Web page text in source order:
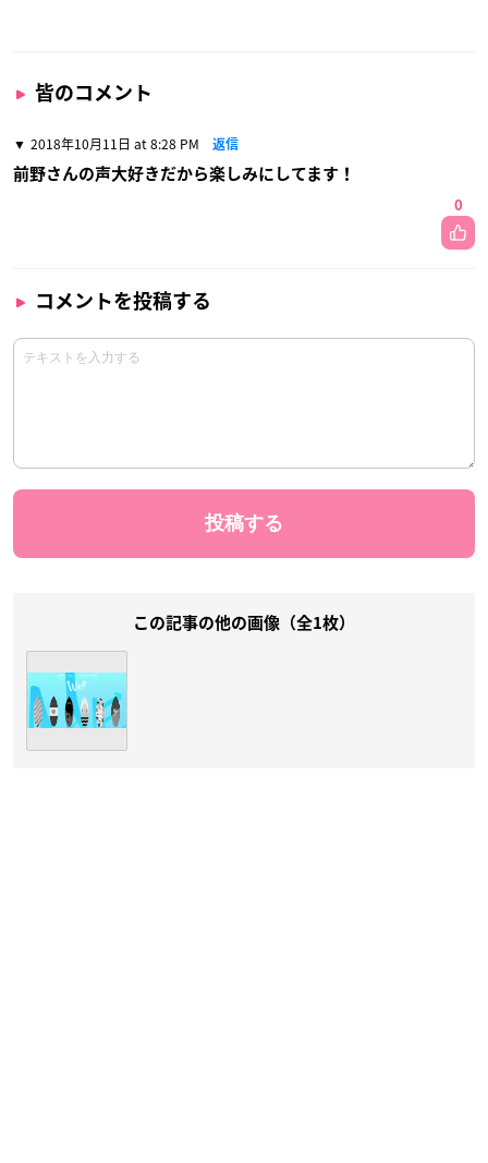
皆のコメント
2018年10月11日 at 8:28 PM 返信
前野さんの声大好きだから楽しみにしてます！
0
コメントを投稿する
この記事の他の画像（全1枚）